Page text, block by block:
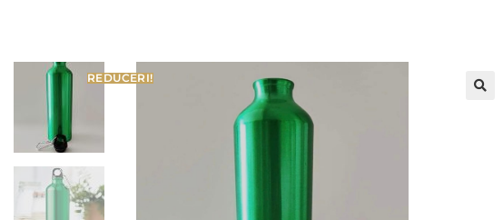
REDUCERI!